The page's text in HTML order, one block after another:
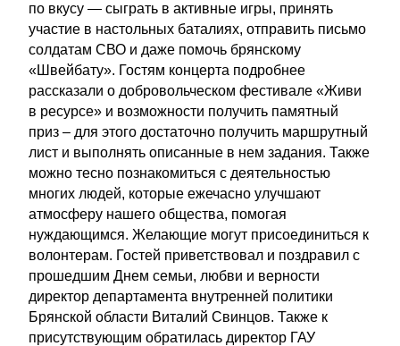
по вкусу — сыграть в активные игры, принять
участие в настольных баталиях, отправить письмо
солдатам СВО и даже помочь брянскому
«Швейбату». Гостям концерта подробнее
рассказали о добровольческом фестивале «Живи
в ресурсе» и возможности получить памятный
приз – для этого достаточно получить маршрутный
лист и выполнять описанные в нем задания. Также
можно тесно познакомиться с деятельностью
многих людей, которые ежечасно улучшают
атмосферу нашего общества, помогая
нуждающимся. Желающие могут присоединиться к
волонтерам. Гостей приветствовал и поздравил с
прошедшим Днем семьи, любви и верности
директор департамента внутренней политики
Брянской области Виталий Свинцов. Также к
присутствующим обратилась директор ГАУ